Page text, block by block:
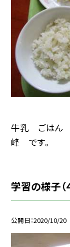
牛乳 ごはん
峰 です。
学習の様子（
公開日 2020/10/20